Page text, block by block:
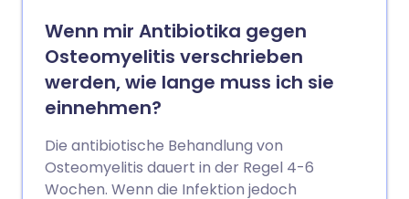
Wenn mir Antibiotika gegen
Osteomyelitis verschrieben
werden, wie lange muss ich sie
einnehmen?
Die antibiotische Behandlung von
Osteomyelitis dauert in der Regel 4-6
Wochen. Wenn die Infektion jedoch